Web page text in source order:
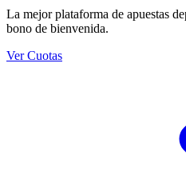
La mejor plataforma de apuestas
bono de bienvenida.
Ver Cuotas